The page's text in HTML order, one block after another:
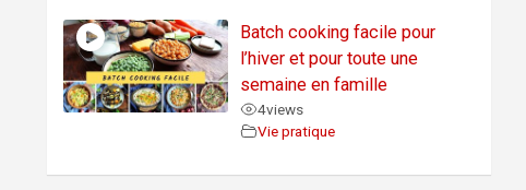
Batch cooking facile pour
l’hiver et pour toute une
semaine en famille
4views
Vie pratique